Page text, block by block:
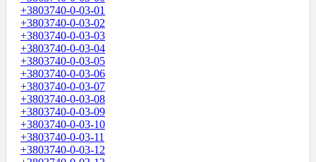
+3803740-0-03-01
+3803740-0-03-02
+3803740-0-03-03
+3803740-0-03-04
+3803740-0-03-05
+3803740-0-03-06
+3803740-0-03-07
+3803740-0-03-08
+3803740-0-03-09
+3803740-0-03-10
+3803740-0-03-11
+3803740-0-03-12